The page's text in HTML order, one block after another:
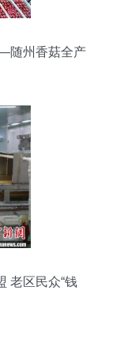
随州香菇全产
老区民众“钱